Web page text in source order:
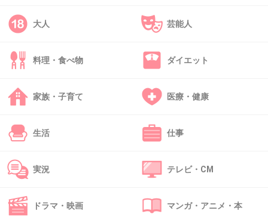
>>20
コンロ４つあっていいな
+2935
40. 匿名
>>36
大人 芸能人
料理・食べ物 ダイエット
家族・子育て 医療・健康
生活 仕事
実況 テレビ・CM
ドラマ・映画 マンガ・アニメ・本